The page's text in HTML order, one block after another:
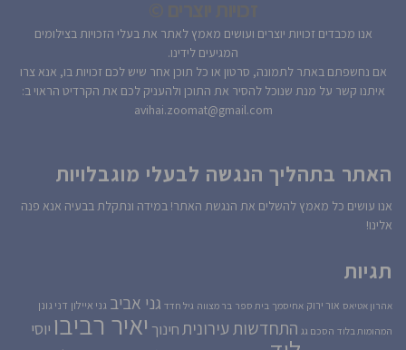
אנו מכבדים זכויות יוצרים ועושים מאמץ לאתר את בעלי הזכויות בצילומים
המגיעים לידינו.
אם נחשפתם באתר לתמונה, סרטון או כל תוכן אחר שיש לכם זכויות בו, אנא צרו
איתנו קשר על מנת שנוכל להסיר את התוכן ולהעניק לכם את הקרדיט הראוי ב:
avihai.zoomat@gmail.com
האתר בתהליך הנגשה לבעלי מוגבלויות
אנו עושים כל מאמץ להשלים את הנגשת האתר! במידה ונתקלת בבעיה אנא פנה
אלינו!
תגיות
אהרון אטיאס אור ירוק אחיסמך בית ספר בר מצווה גיל חדד גני אביב גני איילון דני גונן
המהומות בלוד הסכם גג התחדשות עירוניתחינוך יאיר רביבו יוסי